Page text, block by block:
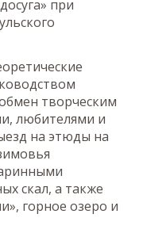
при
творческим
любителями и
на этюды на
скал, а также
горное озеро и